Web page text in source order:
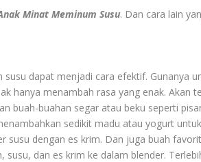
Minat Meminum Susu. Dan cara lain
susu dapat menjadi cara efektif. Gunanya
hanya menambah rasa yang enak. Akan
buah-buahan segar atau beku seperti
sedikit madu atau yogurt
susu dengan es krim. Dan juga buah
susu, dan es krim ke dalam blender.